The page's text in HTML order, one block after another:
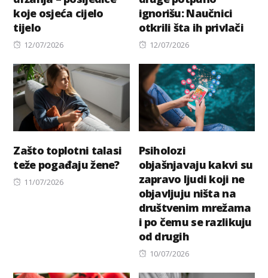
koje osjeća cijelo
tijelo
Posted
12/07/2026
ignorišu: Naučnici
otkrili šta ih privlači
Posted
12/07/2026
Zašto toplotni talasi
teže pogađaju žene?
Posted
11/07/2026
Psiholozi
objašnjavaju kakvi su
zapravo ljudi koji ne
objavljuju ništa na
društvenim mrežama
i po čemu se razlikuju
od drugih
Posted
10/07/2026